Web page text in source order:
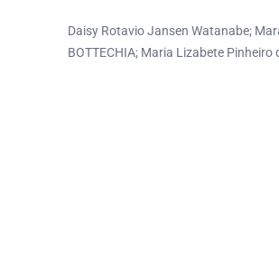
Daisy Rotavio Jansen Watanabe;
BOTTECHIA; Maria Lizabete Pinheiro